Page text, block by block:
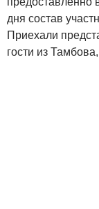
дня состав
Приехали
гости из